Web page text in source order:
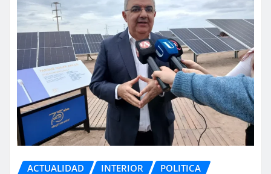
ACTUALIDAD INTERIOR
POLITICA